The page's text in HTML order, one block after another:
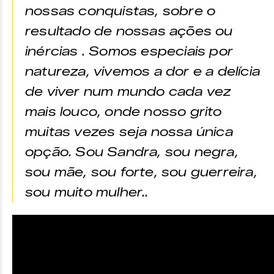
nossas conquistas, sobre o
resultado de nossas ações ou
inércias . Somos especiais por
natureza, vivemos a dor e a delícia
de viver num mundo cada vez
mais louco, onde nosso grito
muitas vezes seja nossa única
opção. Sou Sandra, sou negra,
sou mãe, sou forte, sou guerreira,
sou muito mulher..